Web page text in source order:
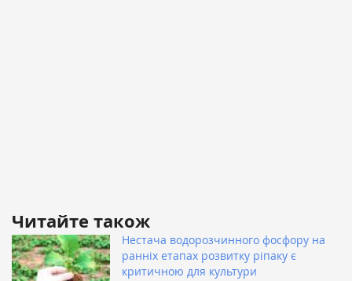
Читайте також
Нестача водорозчинного фосфору на
ранніх етапах розвитку ріпаку є
критичною для культури